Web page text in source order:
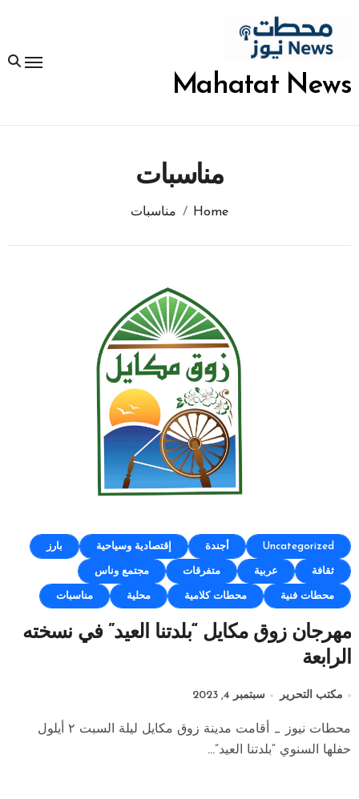
المحتوى
Mahatat News
مناسبات
Home مناسبات
Uncategorized أجندة إقتصادية وسياحية بارز
ثقافة عربية متفرقات مجتمع وناس
محطات فنية محطات كلامية محلية مناسبات
مهرجان زوق مكايل “بلدتنا العيد” في نسخته
الرابعة
مكتب التحرير سبتمبر 4, 2023
محطات نيوز _ أقامت مدينة زوق مكايل ليلة السبت ٢ أيلول
حفلها السنوي “بلدتنا العيد”...